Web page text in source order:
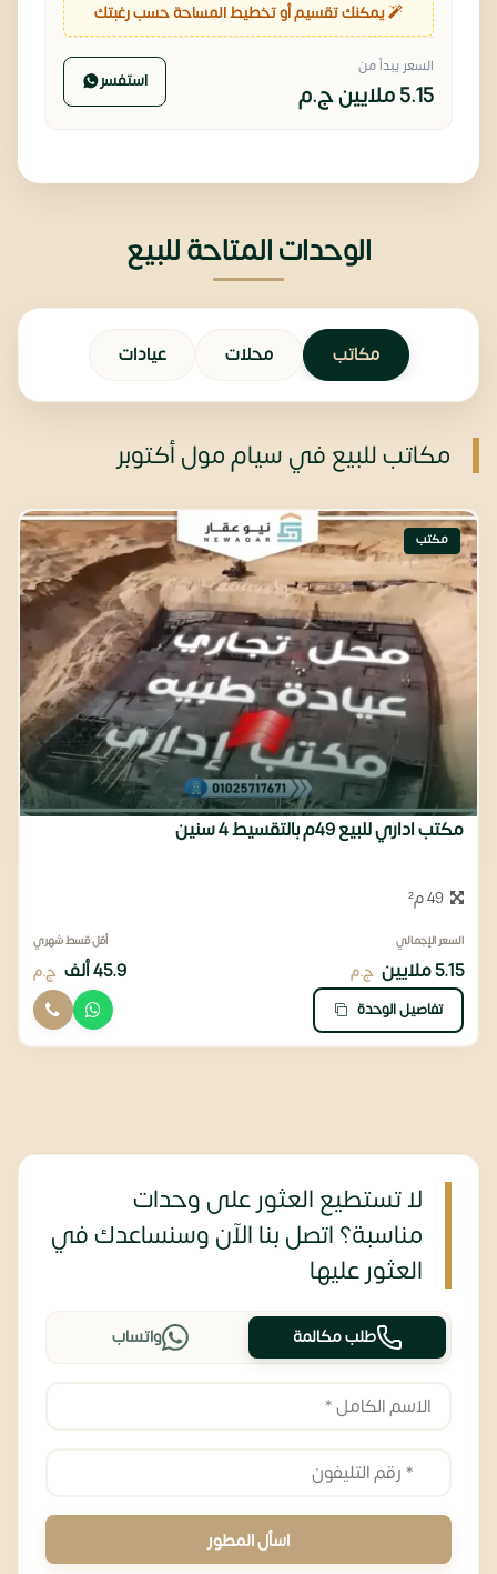
يمكنك تقسيم أو تخطيط المساحة حسب رغبتك
السعر يبدأ من
5.15 ملايين ج.م استفسر
الوحدات المتاحة للبيع
مكاتب محلات عيادات
مكاتب للبيع في سيام مول أكتوبر
مكتب
مكتب اداري للبيع 49م بالتقسيط 4 سنين
السعر الإجمالي
5.15 ملايين ج.م
أقل قسط شهري
45.9 ألف ج.م
تفاصيل الوحدة
لا تستطيع العثور على وحدات
مناسبة؟ اتصل بنا الآن وسنساعدك في
العثور عليها
طلب مكالمة واتساب
اسأل المطور